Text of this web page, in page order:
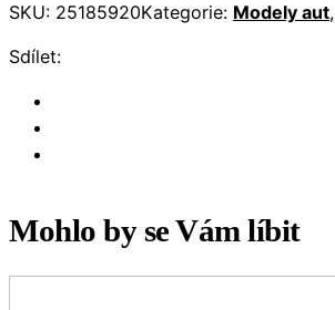
SKU: 25185920Kategorie: Modely aut,
Sdílet:
Mohlo by se Vám líbit